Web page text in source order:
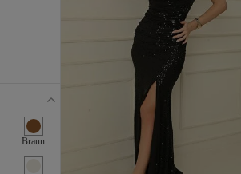
Braun